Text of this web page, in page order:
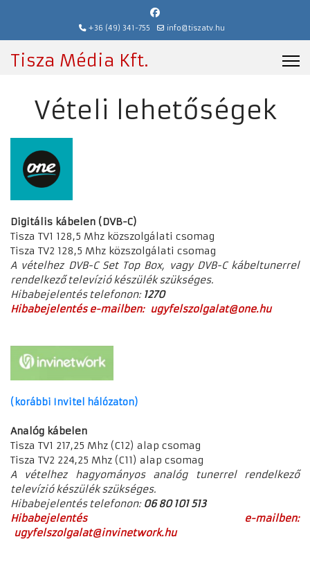
+36 (49) 341-755 info@tiszatv.hu
Tisza Média Kft.
Vételi lehetőségek
Digitális kábelen (DVB-C)
Tisza TV1 128,5 Mhz közszolgálati csomag
Tisza TV2 128,5 Mhz közszolgálati csomag
A vételhez DVB-C Set Top Box, vagy DVB-C kábeltunerrel
rendelkező televízió készülék szükséges.
Hibabejelentés telefonon: 1270
Hibabejelentés e-mailben: ugyfelszolgalat@one.hu
(korábbi Invitel hálózaton)
Analóg kábelen
Tisza TV1 217,25 Mhz (C12) alap csomag
Tisza TV2 224,25 Mhz (C11) alap csomag
A vételhez hagyományos analóg tunerrel rendelkező
televízió készülék szükséges.
Hibabejelentés telefonon: 06 80 101 513
Hibabejelentés e-mailben:
ugyfelszolgalat@invinetwork.hu